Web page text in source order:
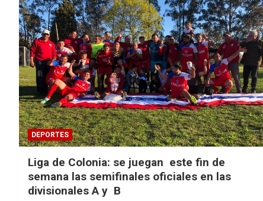
DEPORTES
Liga de Colonia: se juegan este fin de
semana las semifinales oficiales en las
divisionales A y B